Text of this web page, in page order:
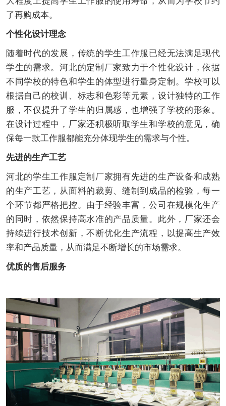
了再购成本。
个性化设计理念
随着时代的发展，传统的学生工作服已经无法满足现代
学生的需求。河北的定制厂家致力于个性化设计，依据
不同学校的特色和学生的体型进行量身定制。学校可以
根据自己的校训、标志和色彩等元素，设计独特的工作
服，不仅提升了学生的归属感，也增强了学校的形象。
在设计过程中，厂家还积极听取学生和学校的意见，确
保每一款工作服都能充分体现学生的需求与个性。
先进的生产工艺
河北的学生工作服定制厂家拥有先进的生产设备和成熟
的生产工艺，从面料的裁剪、缝制到成品的检验，每一
个环节都严格把控。由于经验丰富，公司在规模化生产
的同时，依然保持高水准的产品质量。此外，厂家还会
持续进行技术创新，不断优化生产流程，以提高生产效
率和产品质量，从而满足不断增长的市场需求。
优质的售后服务